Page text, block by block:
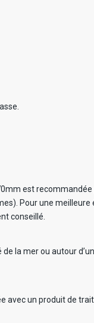
est
Pour une
conseillé.
la mer ou autour
avec un produit de